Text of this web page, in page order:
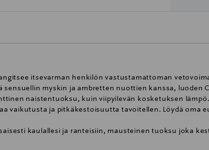
itsevarman henkilön vastustamattoman
myskin ja ambretten nuottien kanssa, luoden
naistentuoksu, kuin viipyilevän kosketuksen
vaikutusta ja pitkäkestoisuutta tavoitellen. Löydä oma
kaulallesi ja ranteisiin, mausteinen tuoksu joka